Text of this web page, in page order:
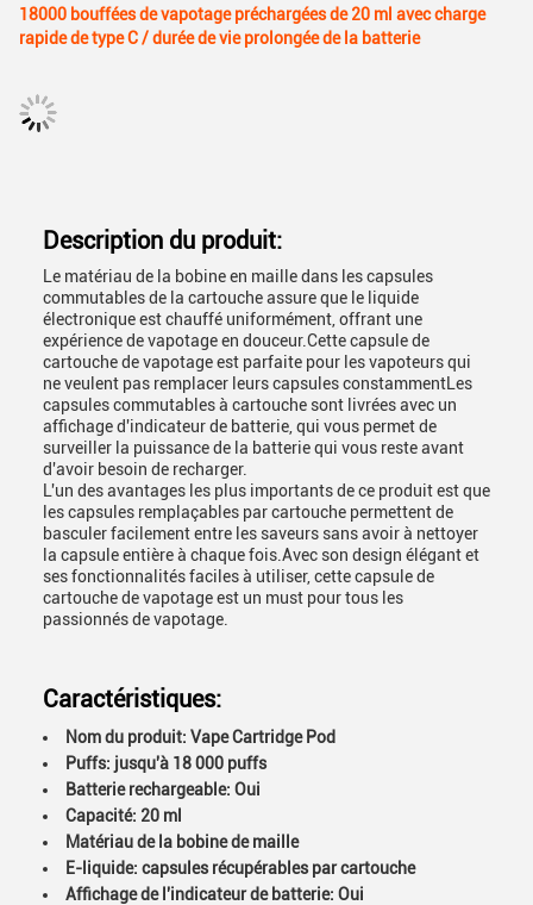
18000 bouffées de vapotage préchargées de 20 ml avec charge
rapide de type C / durée de vie prolongée de la batterie
Description du produit:
Le matériau de la bobine en maille dans les capsules
commutables de la cartouche assure que le liquide
électronique est chauffé uniformément, offrant une
expérience de vapotage en douceur.Cette capsule de
cartouche de vapotage est parfaite pour les vapoteurs qui
ne veulent pas remplacer leurs capsules constammentLes
capsules commutables à cartouche sont livrées avec un
affichage d'indicateur de batterie, qui vous permet de
surveiller la puissance de la batterie qui vous reste avant
d'avoir besoin de recharger.
L'un des avantages les plus importants de ce produit est que
les capsules remplaçables par cartouche permettent de
basculer facilement entre les saveurs sans avoir à nettoyer
la capsule entière à chaque fois.Avec son design élégant et
ses fonctionnalités faciles à utiliser, cette capsule de
cartouche de vapotage est un must pour tous les
passionnés de vapotage.
Caractéristiques:
Nom du produit: Vape Cartridge Pod
Puffs: jusqu'à 18 000 puffs
Batterie rechargeable: Oui
Capacité: 20 ml
Matériau de la bobine de maille
E-liquide: capsules récupérables par cartouche
Affichage de l'indicateur de batterie: Oui